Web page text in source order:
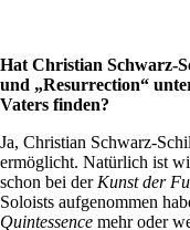
Hat Christian Schwarz-
und „Resurrection“
Vaters finden?
Ja, Christian Schwarz-
ermöglicht. Natürlich ist
schon bei der Kunst der
Soloists aufgenommen
Quintessence mehr oder